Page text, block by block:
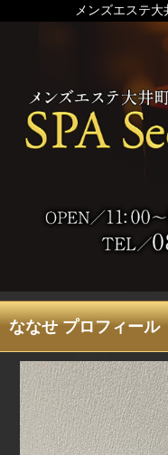
メンズエステ
ななせ プロフィール